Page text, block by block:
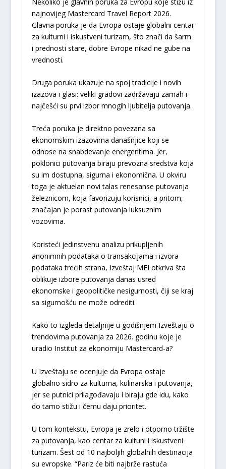
najnovijeg Mastercard Travel Report 2026.
Glavna poruka je da Evropa ostaje globalni centar
za kulturni i iskustveni turizam, što znači da šarm
i prednosti stare, dobre Evrope nikad ne gube na
vrednosti.
Druga poruka ukazuje na spoj tradicije i novih
izazova i glasi: veliki gradovi zadržavaju zamah i
najčešći su prvi izbor mnogih ljubitelja putovanja.
Treća poruka je direktno povezana sa
ekonomskim izazovima današnjice koji se
odnose na snabdevanje energentima. Jer,
poklonici putovanja biraju prevozna sredstva koja
su im dostupna, sigurna i ekonomična. U okviru
toga je aktuelan novi talas renesanse putovanja
železnicom, koja favorizuju korisnici, a pritom,
značajan je porast putovanja luksuznim
vozovima.
Koristeći jedinstvenu analizu prikupljenih
anonimnih podataka o transakcijama i izvora
podataka trećih strana, Izveštaj MEI otkriva šta
oblikuje izbore putovanja danas usred
ekonomske i geopolitičke nesigurnosti, čiji se kraj
sa sigurnošću ne može odrediti.
Kako to izgleda detaljnije u godišnjem Izveštaju o
trendovima putovanja za 2026. godinu koje je
uradio Institut za ekonomiju Mastercard-a?
U Izveštaju se ocenjuje da Evropa ostaje
globalno sidro za kulturna, kulinarska i putovanja,
jer se putnici prilagođavaju i biraju gde idu, kako
do tamo stižu i čemu daju prioritet.
U tom kontekstu, Evropa je zrelo i otporno tržište
za putovanja, kao centar za kultuni i iskustveni
turizam. Šest od 10 najboljih globalnih destinacija
su evropske. “Pariz će biti najbrže rastuća